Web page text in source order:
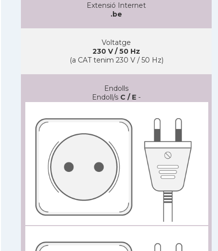
Extensió Internet
.be
Voltatge
230 V / 50 Hz
(a CAT tenim 230 V / 50 Hz)
Endolls
Endoll/s C / E -